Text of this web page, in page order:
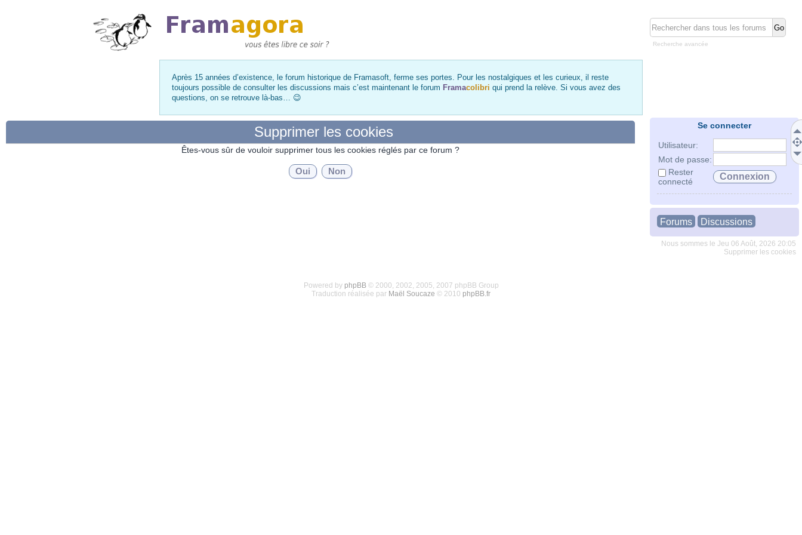
Recherche avancée
Après 15 années d’existence, le forum historique de Framasoft, ferme ses portes. Pour les nostalgiques et les curieux, il reste
toujours possible de consulter les discussions mais c’est maintenant le forum Framacolibri qui prend la relève. Si vous avez des
questions, on se retrouve là-bas… 😉
Se connecter
Utilisateur:
Mot de passe:
Rester
connecté
Forums Discussions
Nous sommes le Jeu 06 Août, 2026 20:05
Supprimer les cookies
Supprimer les cookies
Êtes-vous sûr de vouloir supprimer tous les cookies réglés par ce forum ?
Powered by phpBB© 2000, 2002, 2005, 2007 phpBB Group
Traduction réalisée par Maël Soucaze © 2010 phpBB.fr